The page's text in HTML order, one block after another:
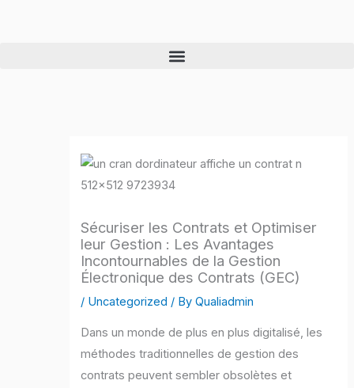
Sécuriser les Contrats et Optimiser
leur Gestion : Les Avantages
Incontournables de la Gestion
Électronique des Contrats (GEC)
/ Uncategorized / ByQualiadmin
Dans un monde de plus en plus digitalisé, les
méthodes traditionnelles de gestion des
contrats peuvent sembler obsolètes et